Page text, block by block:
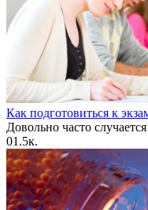
Как подготовиться к
Довольно часто
01.5к.